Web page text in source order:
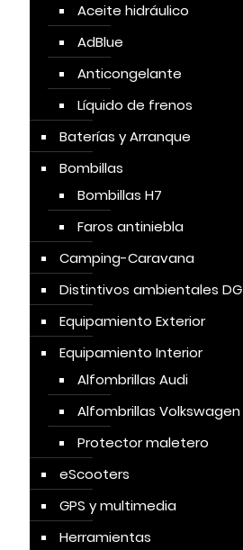
Aceite hidráulico
AdBlue
Anticongelante
Líquido de frenos
Baterías y Arranque
Bombillas
Bombillas H7
Faros antiniebla
Camping-Caravana
Distintivos ambientales
Equipamiento Exterior
Equipamiento Interior
Alfombrillas Audi
Alfombrillas Volkswagen
Protector maletero
eScooters
GPS y multimedia
Herramientas